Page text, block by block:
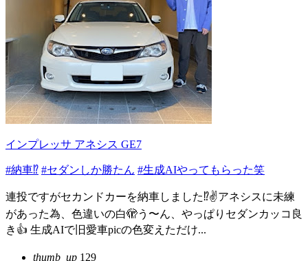
インプレッサ アネシス GE7
#納車⁉️ #セダンしか勝たん #生成AIやってもらった笑
連投ですがセカンドカーを納車しました⁉️✌️アネシスに未練
があった為、色違いの白🫣う〜ん、やっぱりセダンカッコ良
き👍 生成AIで旧愛車picの色変えただけ...
thumb_up 129